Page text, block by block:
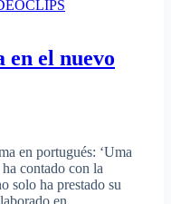
en el nuevo
en portugués: ‘Uma
contado con la
solo ha prestado su
en…